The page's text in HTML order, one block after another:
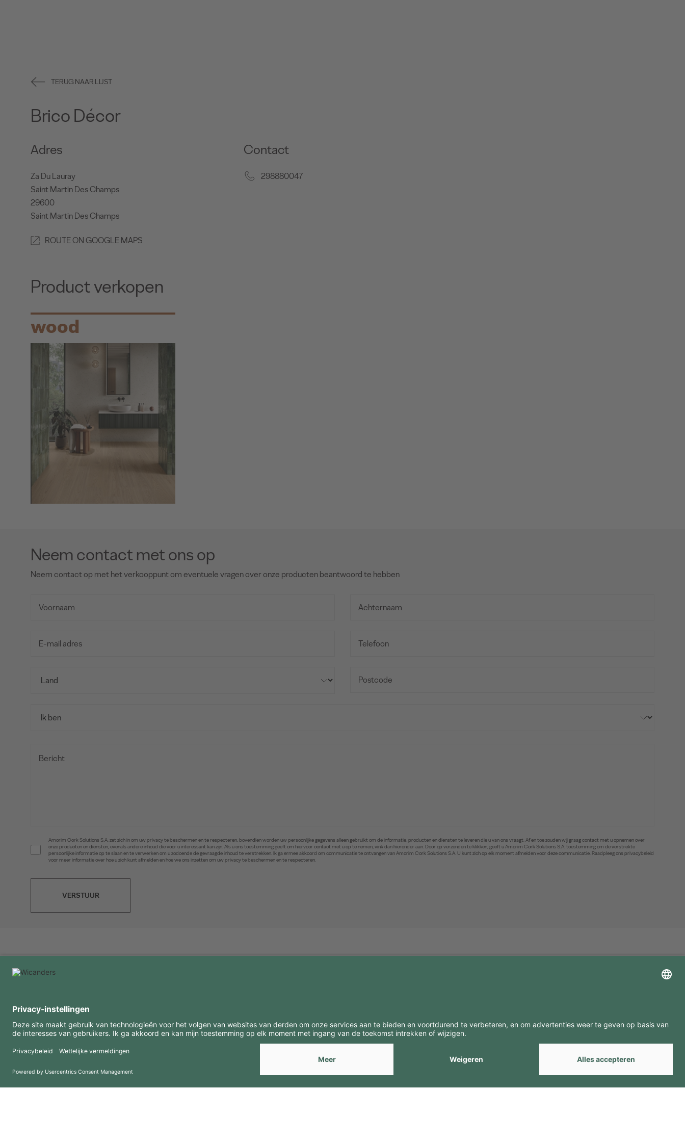
TERUG NAAR LIJST
Brico Décor
Adres
Za Du Lauray
Saint Martin Des Champs
29600
Saint Martin Des Champs
ROUTE ON GOOGLE MAPS
Contact
298880047
Product verkopen
wood
Neem contact met ons op
Neem contact op met het verkooppunt om eventuele vragen over onze producten beantwoord te hebben
Amorim Cork Solutions S.A. zet zich in om uw privacy te beschermen en te respecteren, bovendien worden uw persoonlijke gegevens alleen gebruikt om de informatie, producten en diensten te leveren die u van ons vraagt. Af en toe zouden wij graag contact met u opnemen over
onze producten en diensten, evenals andere inhoud die voor u interessant kan zijn. Als u ons toestemming geeft om hiervoor contact met u op te nemen, vink dan hieronder aan. Door op verzenden te klikken, geeft u Amorim Cork Solutions S.A. toestemming om de verstrekte
persoonlijke informatie op te slaan en te verwerken om u zodoende de gevraagde inhoud te verstrekken. Ik ga ermee akkoord om communicatie te ontvangen van Amorim Cork Solutions S.A. U kunt zich op elk moment afmelden voor deze communicatie. Raadpleeg ons privacybeleid
voor meer informatie over hoe u zich kunt afmelden en hoe we ons inzetten om uw privacy te beschermen en te respecteren.
VERSTUUR
FAQ
Gebruiksvoorwaarden
Privacybeleid
Downloads
Copyright 2026 © Amorim Cork Solutions. All rights reserved. byWebcomum